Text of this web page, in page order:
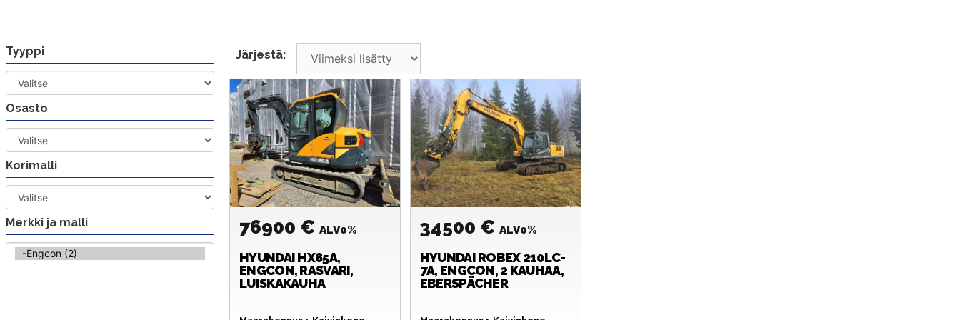
Tyyppi
Osasto
Korimalli
Merkki ja malli
Järjestä:
76900 €ALV0%
HYUNDAIHX85A,
ENGCON, RASVARI,
LUISKAKAUHA
34500 € ALV0%
HYUNDAIROBEX 210LC-
7A, ENGCON, 2 KAUHAA,
EBERSPÄCHER